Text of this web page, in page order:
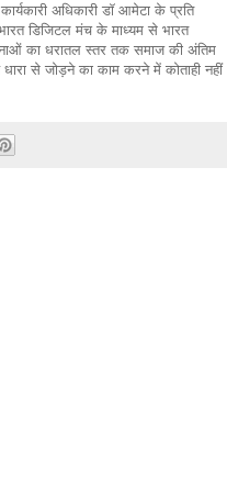
अधिकारी डॉ आमेटा के प्रति
डिजिटल मंच के माध्यम से भारत
का धरातल स्तर तक समाज की अंतिम
से जोड़ने का काम करने में कोताही नहीं